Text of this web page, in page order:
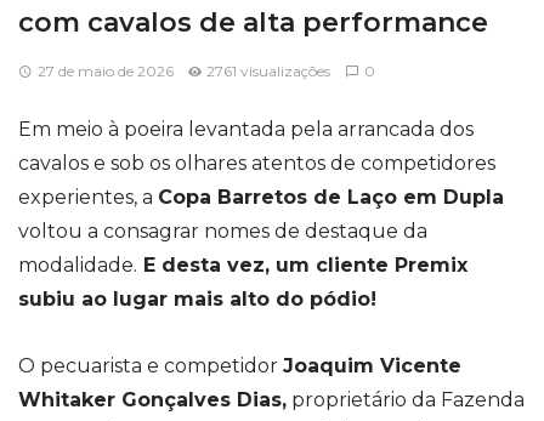
com cavalos de alta performance
27 de maio de 2026 2761 visualizações 0
Em meio à poeira levantada pela arrancada dos
cavalos e sob os olhares atentos de competidores
experientes, a Copa Barretos de Laço em Dupla
voltou a consagrar nomes de destaque da
modalidade. E desta vez, um cliente Premix
subiu ao lugar mais alto do pódio!
O pecuarista e competidor Joaquim Vicente
Whitaker Gonçalves Dias, proprietário da Fazenda